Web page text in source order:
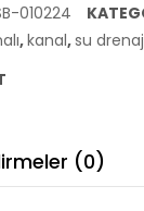
010224
,kanal,su
(0)